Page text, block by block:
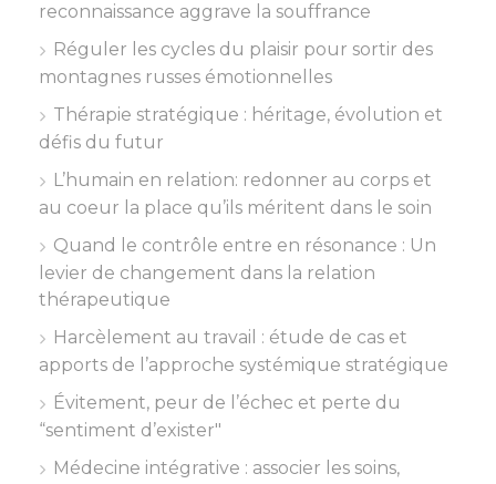
reconnaissance aggrave la souffrance
Réguler les cycles du plaisir pour sortir des
montagnes russes émotionnelles
Thérapie stratégique : héritage, évolution et
défis du futur
L’humain en relation: redonner au corps et
au coeur la place qu’ils méritent dans le soin
Quand le contrôle entre en résonance : Un
levier de changement dans la relation
thérapeutique
Harcèlement au travail : étude de cas et
apports de l’approche systémique stratégique
Évitement, peur de l’échec et perte du
“sentiment d’exister"
Médecine intégrative : associer les soins,